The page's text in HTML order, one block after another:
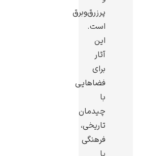
پرزرق‌وبرق
است.
این
آثار
برای
فضاهایی
با
چیدمان
تاریخی،
فرهنگی